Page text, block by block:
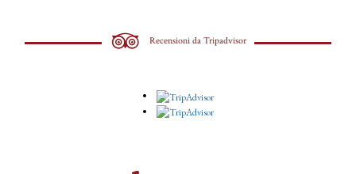
Recensioni da Tripadvisor